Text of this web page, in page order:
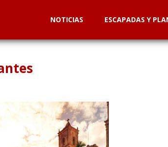
NOTICIAS ESCAPADAS Y